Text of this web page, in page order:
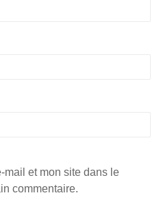
mail et mon site dans le
commentaire.